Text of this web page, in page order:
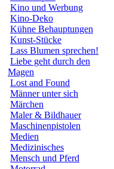
Kino und Werbung
Kino-Deko
Kühne Behauptungen
Kunst-Stücke
Lass Blumen sprechen!
Liebe geht durch den
Magen
Lost and Found
Männer unter sich
Märchen
Maler & Bildhauer
Maschinenpistolen
Medien
Medizinisches
Mensch und Pferd